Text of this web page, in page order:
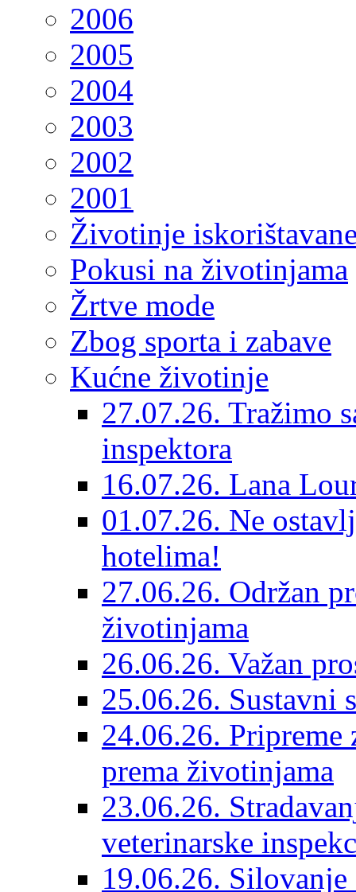
2006
2005
2004
2003
2002
2001
Životinje
Pokusi na životinjama
Žrtve mode
Zbog sporta i zabave
Kućne životinje
27.07.26. Tražimo
inspektora
16.07.26. Lana
01.07.26. Ne
hotelima!
27.06.26. Održan
životinjama
26.06.26. Važan
25.06.26. Sustavni
24.06.26.
prema životinjama
23.06.26.
veterinarske
19.06.26.